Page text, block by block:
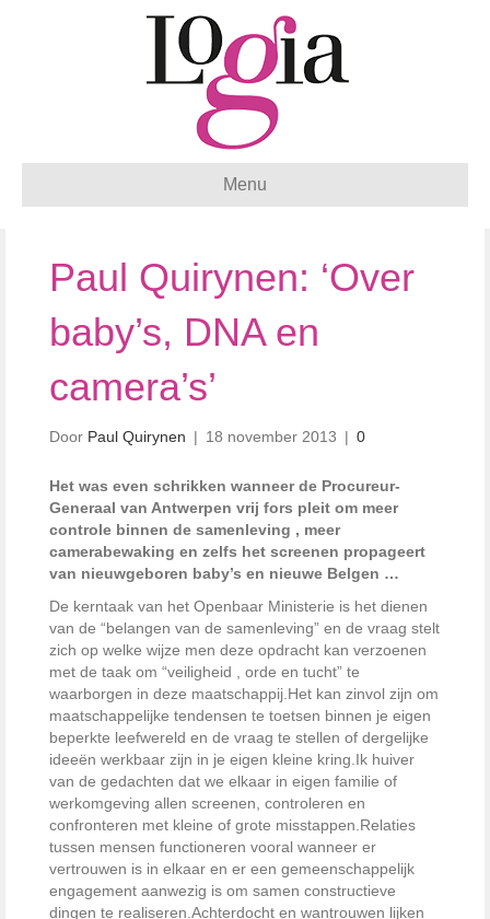
Menu
Paul Quirynen: ‘Over
baby’s, DNA en
camera’s’
Door Paul Quirynen | 18 november 2013 | 0
Het was even schrikken wanneer de Procureur-
Generaal van Antwerpen vrij fors pleit om meer
controle binnen de samenleving , meer
camerabewaking en zelfs het screenen propageert
van nieuwgeboren baby’s en nieuwe Belgen …
De kerntaak van het Openbaar Ministerie is het dienen
van de “belangen van de samenleving” en de vraag stelt
zich op welke wijze men deze opdracht kan verzoenen
met de taak om “veiligheid , orde en tucht” te
waarborgen in deze maatschappij. Het kan zinvol zijn om
maatschappelijke tendensen te toetsen binnen je eigen
beperkte leefwereld en de vraag te stellen of dergelijke
ideeën werkbaar zijn in je eigen kleine kring.Ik huiver
van de gedachten dat we elkaar in eigen familie of
werkomgeving allen screenen, controleren en
confronteren met kleine of grote misstappen.Relaties
tussen mensen functioneren vooral wanneer er
vertrouwen is in elkaar en er een gemeenschappelijk
engagement aanwezig is om samen constructieve
dingen te realiseren.Achterdocht en wantrouwen lijken